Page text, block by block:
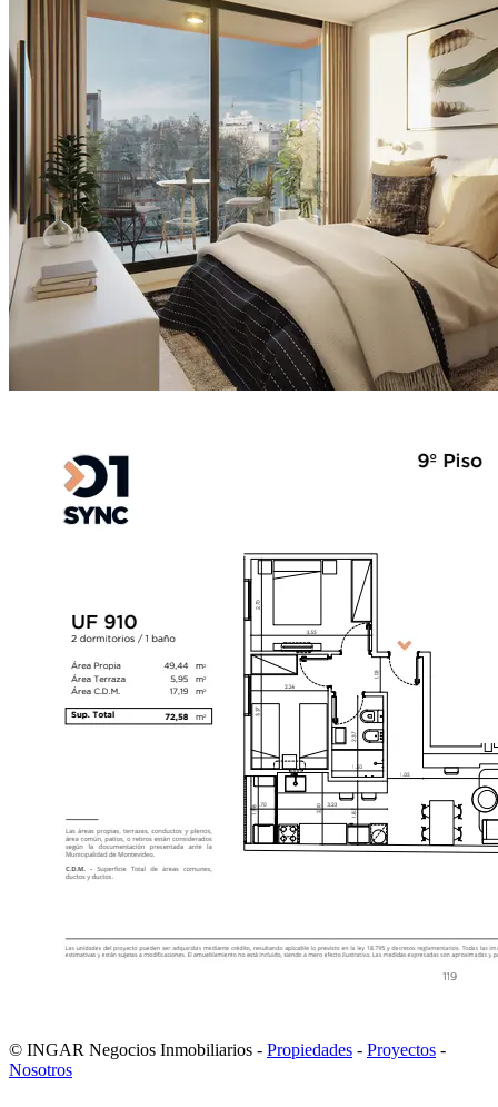
© INGAR Negocios Inmobiliarios - Propiedades - Proyectos -
Nosotros